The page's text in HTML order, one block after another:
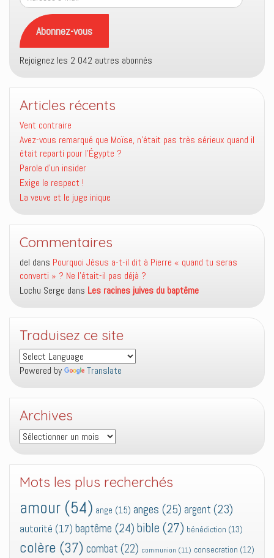
e-
mail
Abonnez-vous
Rejoignez les 2 042 autres abonnés
Articles récents
Vent contraire
Avez-vous remarqué que Moïse, n’était pas très sérieux quand il
était reparti pour l’Égypte ?
Parole d’un insider
Exige le respect !
La veuve et le juge inique
Commentaires
del dans Pourquoi Jésus a-t-il dit à Pierre « quand tu seras
converti » ? Ne l’était-il pas déjà ?
Lochu Serge dans Les racines juives du baptême
Traduisez ce site
Powered by Translate
Archives
Archives
Mots les plus recherchés
amour (54) ange (15) anges (25) argent (23)
autorité (17) baptême (24) bible (27) bénédiction (13)
colère (37) combat (22) communion (11) consecration (12)